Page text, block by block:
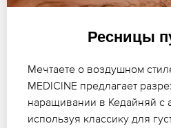
Ресницы
Мечтаете о воздушном
MEDICINE предлагает
наращивании в Кедайняй с
используя классику для